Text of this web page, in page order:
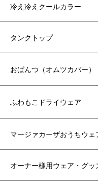
冷え冷えクールカラー
タンクトップ
おぱんつ（オムツカバー）
ふわもこドライウェア
マージァカーザおうちウェ
オーナー様用ウェア・グッ